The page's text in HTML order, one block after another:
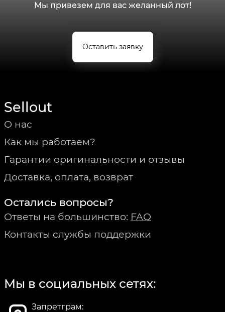
Мы привезем для вас желанный лот!
Оставить заявку
Sellout
О нас
Как мы работаем?
Гарантии оригинальности и отзывы
Доставка, оплата, возврат
Остались вопросы?
Ответы на большинство: FAQ
Контакты службы поддержки
Мы в социальных сетях:
Запретграм: